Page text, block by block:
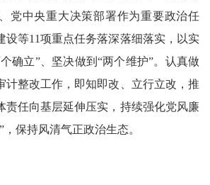
党中央重大决策部署作为重要政治任
设等11项重点任务落深落细落实，以实
确立”、坚决做到“两个维护”。认真做
计整改工作，即知即改、立行立改，推
责任向基层延伸压实，持续强化党风廉
保持风清气正政治生态。